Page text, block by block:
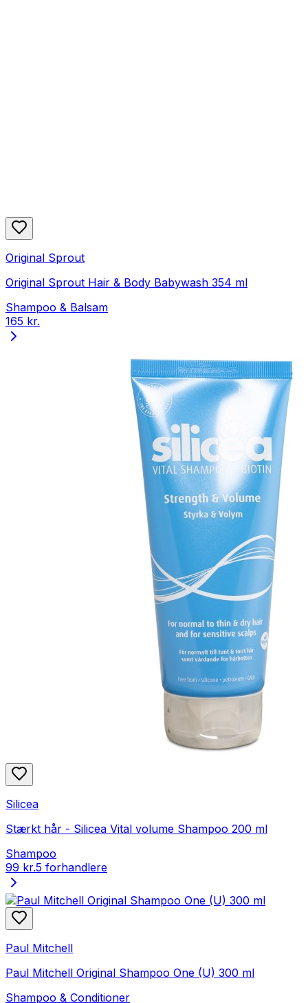
Original Sprout
Original Sprout Hair & Body Babywash 354 ml
Shampoo & Balsam
165 kr.
Silicea
Stærkt hår - Silicea Vital volume Shampoo 200 ml
Shampoo
99 kr.5 forhandlere
Paul Mitchell
Paul Mitchell Original Shampoo One (U) 300 ml
Shampoo & Conditioner